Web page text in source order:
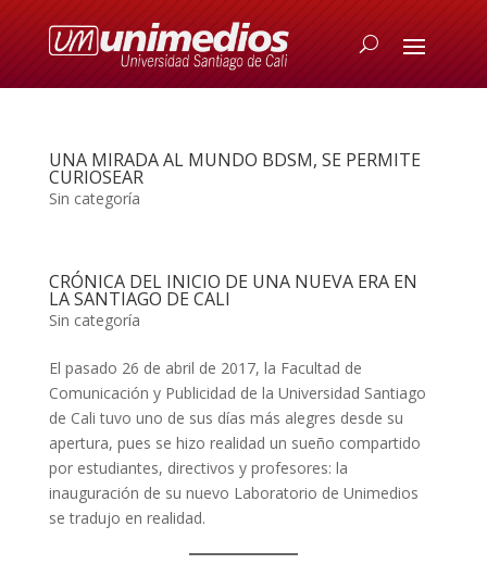
UNA MIRADA AL MUNDO BDSM, SE PERMITE
CURIOSEAR
Sin categoría
CRÓNICA DEL INICIO DE UNA NUEVA ERA EN
LA SANTIAGO DE CALI
Sin categoría
El pasado 26 de abril de 2017, la Facultad de
Comunicación y Publicidad de la Universidad Santiago
de Cali tuvo uno de sus días más alegres desde su
apertura, pues se hizo realidad un sueño compartido
por estudiantes, directivos y profesores: la
inauguración de su nuevo Laboratorio de Unimedios
se tradujo en realidad.